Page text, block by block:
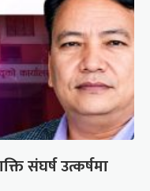
संघर्ष उत्कर्षमा